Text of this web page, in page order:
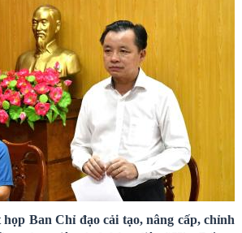
Ban Chỉ đạo cải tạo, nâng cấp, chỉnh